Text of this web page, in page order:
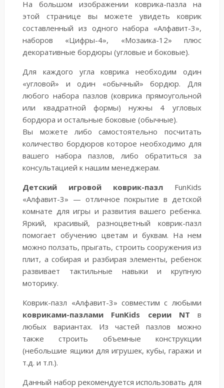
На большом изображении коврика-пазла на
этой странице вы можете увидеть коврик
составленный из одного набора «Алфавит-3»,
наборов «Цифры-4», «Мозаика-12» плюс
декоративные бордюры (угловые и боковые).
Для каждого угла коврика необходим один
«угловой» и один «обычный» бордюр. Для
любого набора пазлов (коврика прямоугольной
или квадратной формы) нужны 4 угловых
бордюра и остальные боковые (обычные).
Вы можете либо самостоятельно посчитать
количество бордюров которое необходимо для
вашего набора пазлов, либо обратиться за
консультацией к нашим менеджерам.
Детский игровой коврик-пазлFunKids
«Алфавит-3» — отличное покрытие в детской
комнате для игры и развития вашего ребенка.
Яркий, красивый, разноцветный коврик-пазл
помогает обучению цветам и буквам. На нем
можно ползать, прыгать, строить сооружения из
плит, а собирая и разбирая элементы, ребенок
развивает тактильные навыки и крупную
моторику.
Коврик-пазл «Алфавит-3» совместим с любыми
ковриками-пазлами FunKids серии NT в
любых вариантах. Из частей пазлов можно
также строить объемные конструкции
(небольшие ящики для игрушек, кубы, гаражи и
т.д. и т.п.).
Данный набор рекомендуется использовать для